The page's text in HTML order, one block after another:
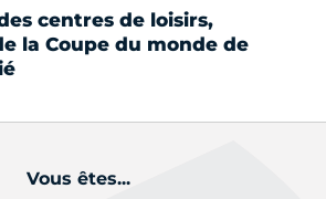
centres de loisirs,
la Coupe du monde de
Vous êtes...